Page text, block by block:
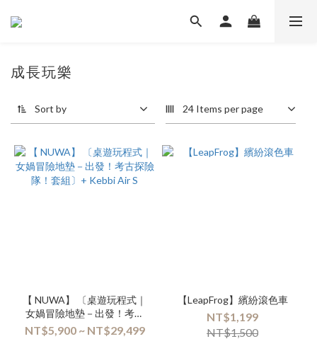
成長玩樂
Sort by 24 Items per page
【 NUWA】 〔桌遊玩程式｜
女媧冒險地墊－出發！考古
探險隊！套組〕+ Kebbi Air S
NT$5,900 ~ NT$29,499
【LeapFrog】繽紛滾色車
NT$1,199
NT$1,500